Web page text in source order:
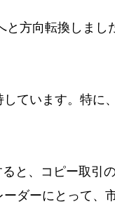
方向転換しまし
ています。特に
と、コピー取引
ダーにとって、